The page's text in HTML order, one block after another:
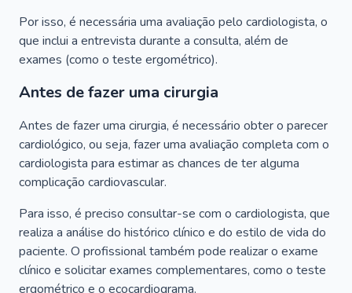
Por isso, é necessária uma avaliação pelo cardiologista, o
que inclui a entrevista durante a consulta, além de
exames (como o teste ergométrico).
Antes de fazer uma cirurgia
Antes de fazer uma cirurgia, é necessário obter o parecer
cardiológico, ou seja, fazer uma avaliação completa com o
cardiologista para estimar as chances de ter alguma
complicação cardiovascular.
Para isso, é preciso consultar-se com o cardiologista, que
realiza a análise do histórico clínico e do estilo de vida do
paciente. O profissional também pode realizar o exame
clínico e solicitar exames complementares, como o teste
ergométrico e o ecocardiograma.